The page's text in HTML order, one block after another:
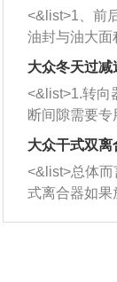
西取出来。
的堵塞，就
洗剂对堵塞的
放在燃油箱中
动时，就可
室，最后形
催化器得到
能够得到解决
一圈半的练
圈数。
习，这样就可
驾驶车辆时
向。
<&list>1、前
油封与油大面
和发动机内
逐渐减弱，
活塞间隙过
的间隙扩大
造成烧机油。
机油粘度过
象，机油粘度
大众冬天过
<&list>1.转向
断间隙需要专
无法制作，
店；<&list>2.
裂，破裂后会
损严重，磨损
响；<&list>3.
大众干式双离
<&list>总体
式离合器如果